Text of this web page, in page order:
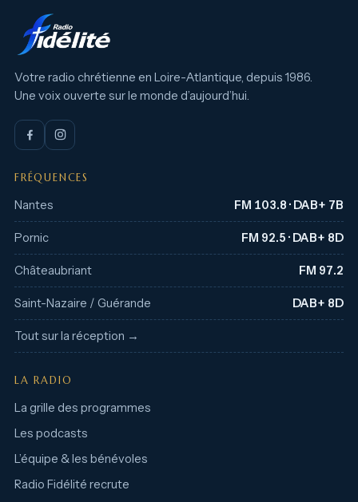
Votre radio chrétienne en Loire-Atlantique, depuis 1986.
Une voix ouverte sur le monde d’aujourd’hui.
FRÉQUENCES
Nantes FM 103.8 · DAB+ 7B
Pornic FM 92.5 · DAB+ 8D
Châteaubriant FM 97.2
Saint-Nazaire / Guérande DAB+ 8D
Tout sur la réception →
LA RADIO
La grille des programmes
Les podcasts
L’équipe & les bénévoles
Radio Fidélité recrute